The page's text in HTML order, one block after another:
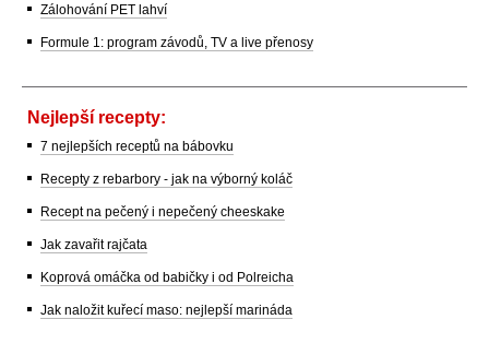
Zálohování PET lahví
Formule 1: program závodů, TV a live přenosy
Nejlepší recepty:
7 nejlepších receptů na bábovku
Recepty z rebarbory - jak na výborný koláč
Recept na pečený i nepečený cheeskake
Jak zavařit rajčata
Koprová omáčka od babičky i od Polreicha
Jak naložit kuřecí maso: nejlepší marináda